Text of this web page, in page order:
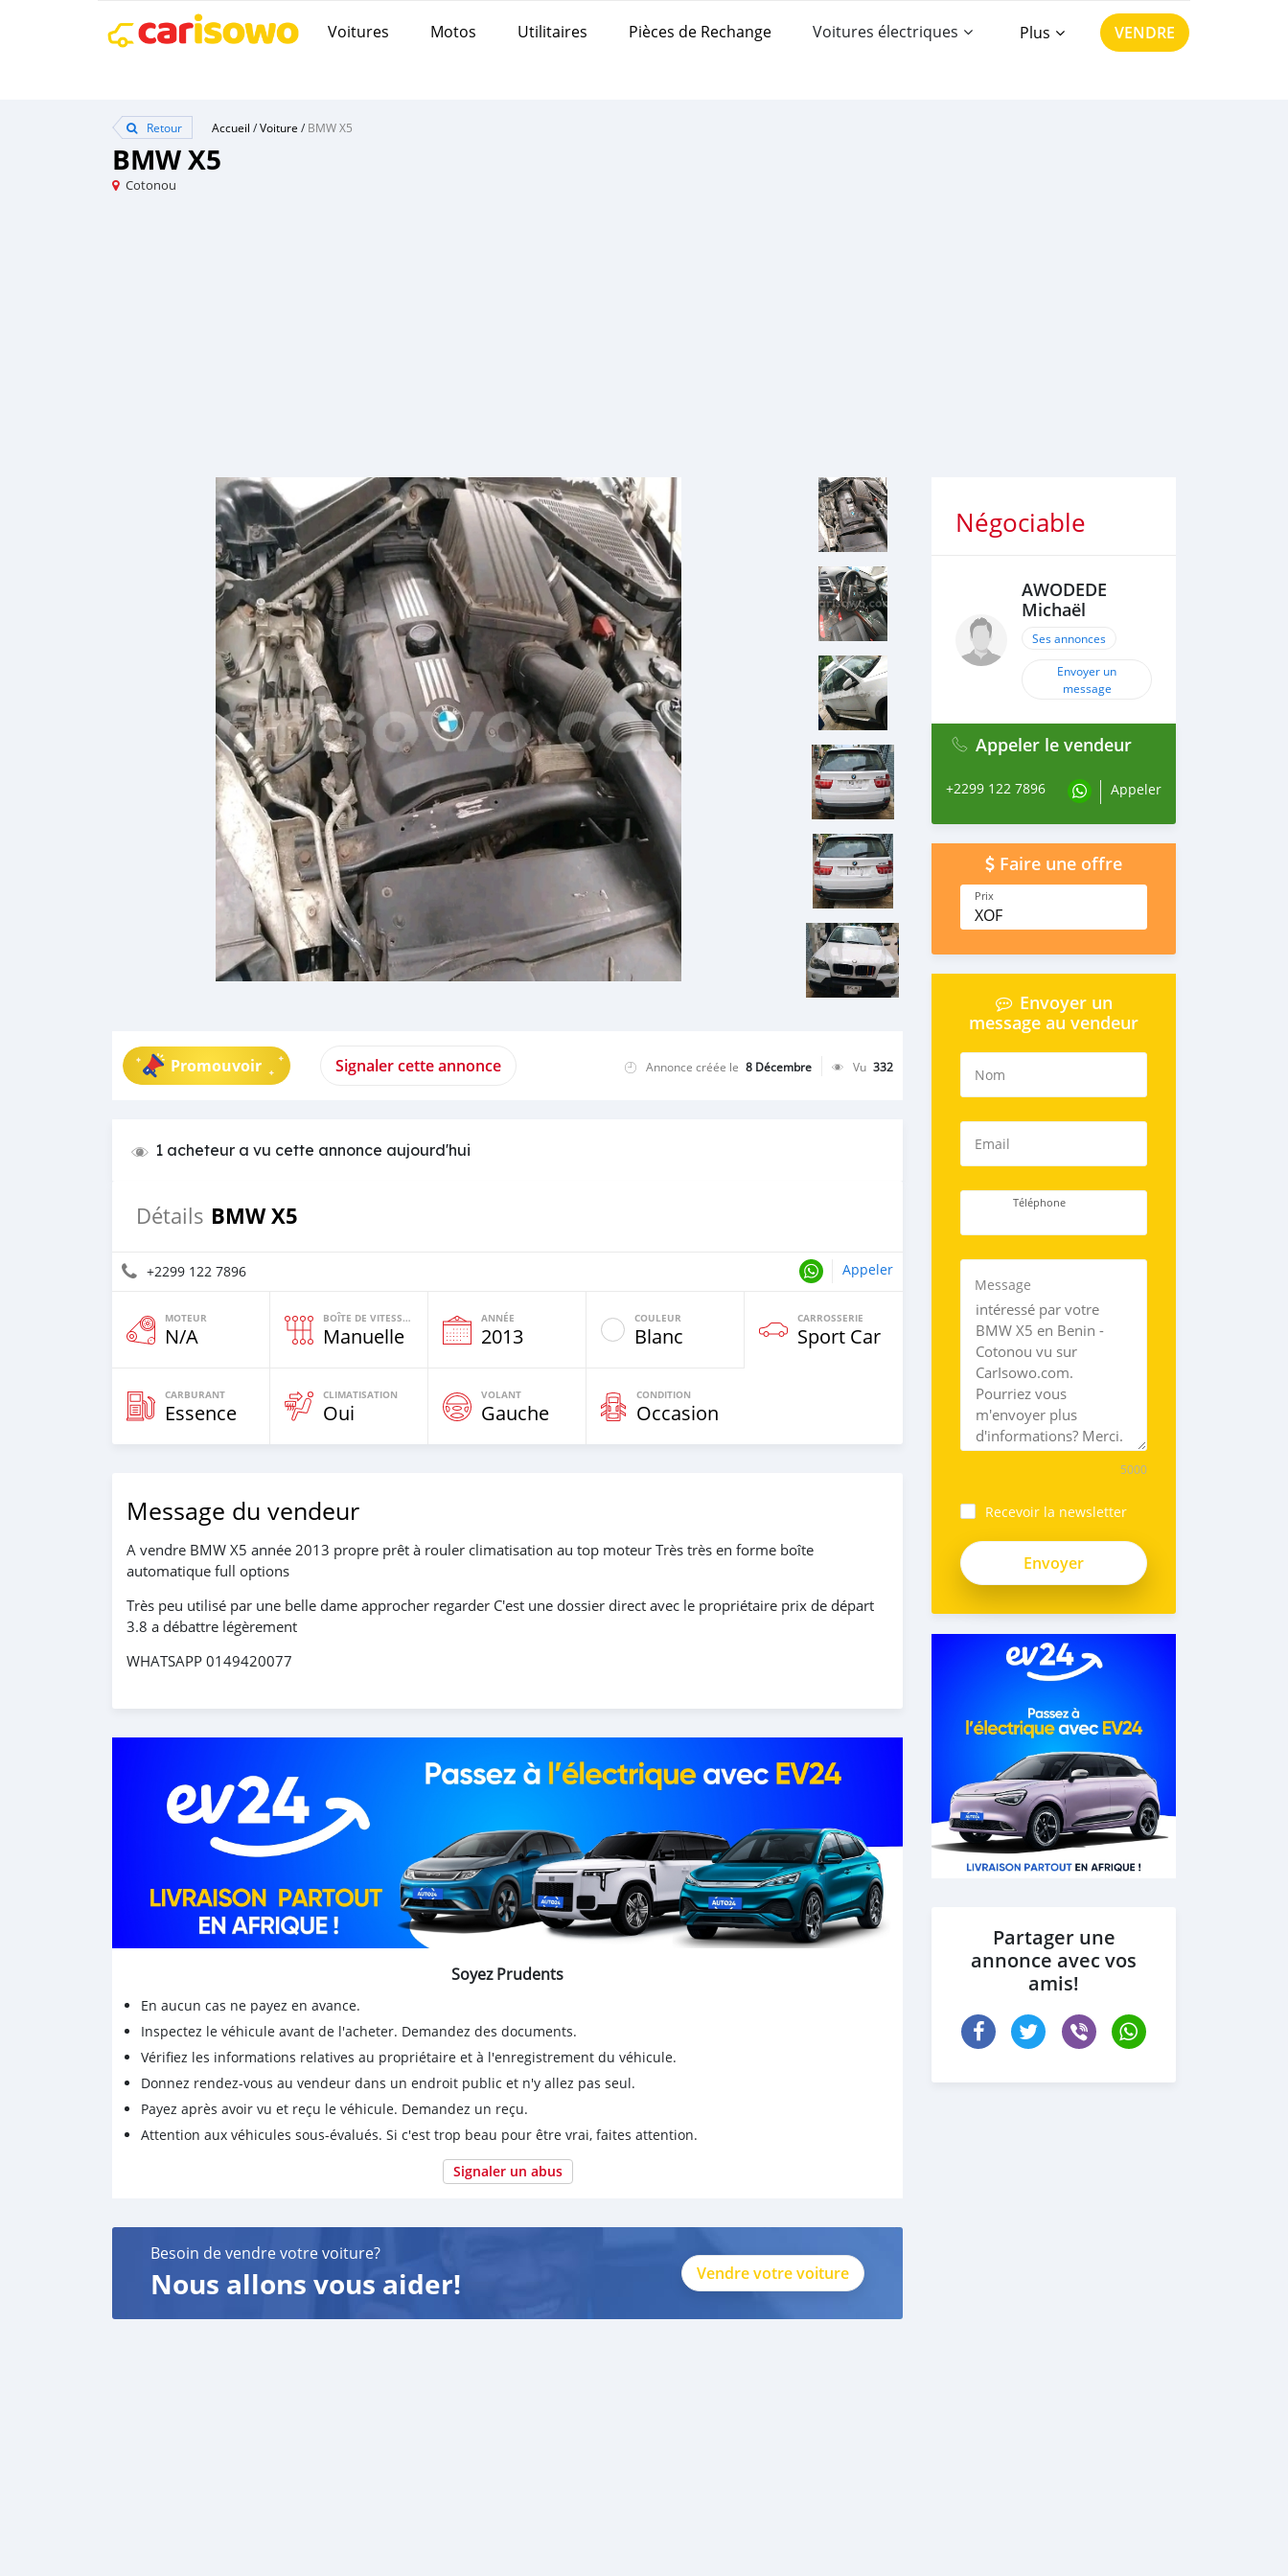
Voitures Motos Utilitaires Pièces de Rechange Voitures électriques Plus VENDRE
Retour Accueil /Voiture /BMW X5
BMW X5
Cotonou
Promouvoir Signaler cette annonce Annonce créée le 8 Décembre Vu 332
1 acheteur a vu cette annonce aujourd'hui
Détails BMW X5
+2299 122 7896 Appeler
MOTEUR
N/A
BOÎTE DE VITESSES
Manuelle
ANNÉE
2013
COULEUR
Blanc
CARROSSERIE
Sport Car
CARBURANT
Essence
CLIMATISATION
Oui
VOLANT
Gauche
CONDITION
Occasion
Message du vendeur
A vendre BMW X5 année 2013 propre prêt à rouler climatisation au top moteur Très très en forme boîte
automatique full options
Très peu utilisé par une belle dame approcher regarder C'est une dossier direct avec le propriétaire prix de départ
3.8 a débattre légèrement
WHATSAPP 0149420077
Soyez Prudents
En aucun cas ne payez en avance.
Inspectez le véhicule avant de l'acheter. Demandez des documents.
Vérifiez les informations relatives au propriétaire et à l'enregistrement du véhicule.
Donnez rendez-vous au vendeur dans un endroit public et n'y allez pas seul.
Payez après avoir vu et reçu le véhicule. Demandez un reçu.
Attention aux véhicules sous-évalués. Si c'est trop beau pour être vrai, faites attention.
Signaler un abus
Besoin de vendre votre voiture?
Nous allons vous aider! Vendre votre voiture
Négociable
AWODEDE
Michaël
Ses annonces
Envoyer un
message
Appeler le vendeur
+2299 122 7896 Appeler
Faire une offre
Prix
XOF
Envoyer un
message au vendeur
Nom
Email
Téléphone
Message
5000
Recevoir la newsletter
Partager une
annonce avec vos
amis!